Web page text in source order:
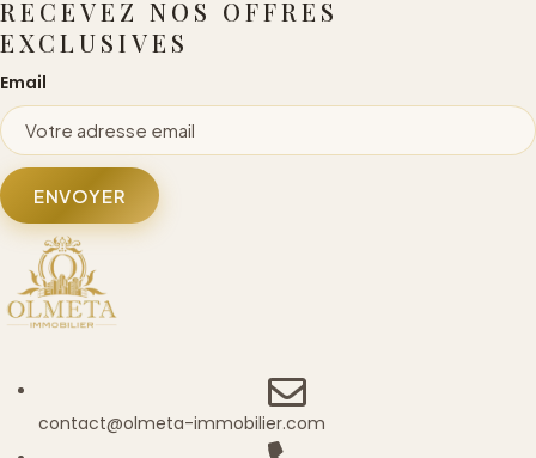
RECEVEZ NOS OFFRES
EXCLUSIVES
Email
ENVOYER
contact@olmeta-immobilier.com